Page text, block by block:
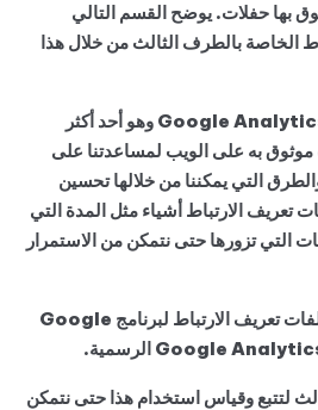
بها حفلات. يوضح القسم التالي
الخاصة بالطرف الثالث من خلال هذا
يستخدم هذا الموقع برنامج Google Analytics وهو أحد أكثر
موثوق به على الويب لمساعدتنا على
التي يمكننا من خلالها تحسين
تعريف الارتباط أشياء مثل المدة التي
التي تزورها حتى نتمكن من الاستمرار
لمزيد من المعلومات حول ملفات تعريف الارتباط لبرنامج Google
لتتبع وقياس استخدام هذا حتى نتمكن